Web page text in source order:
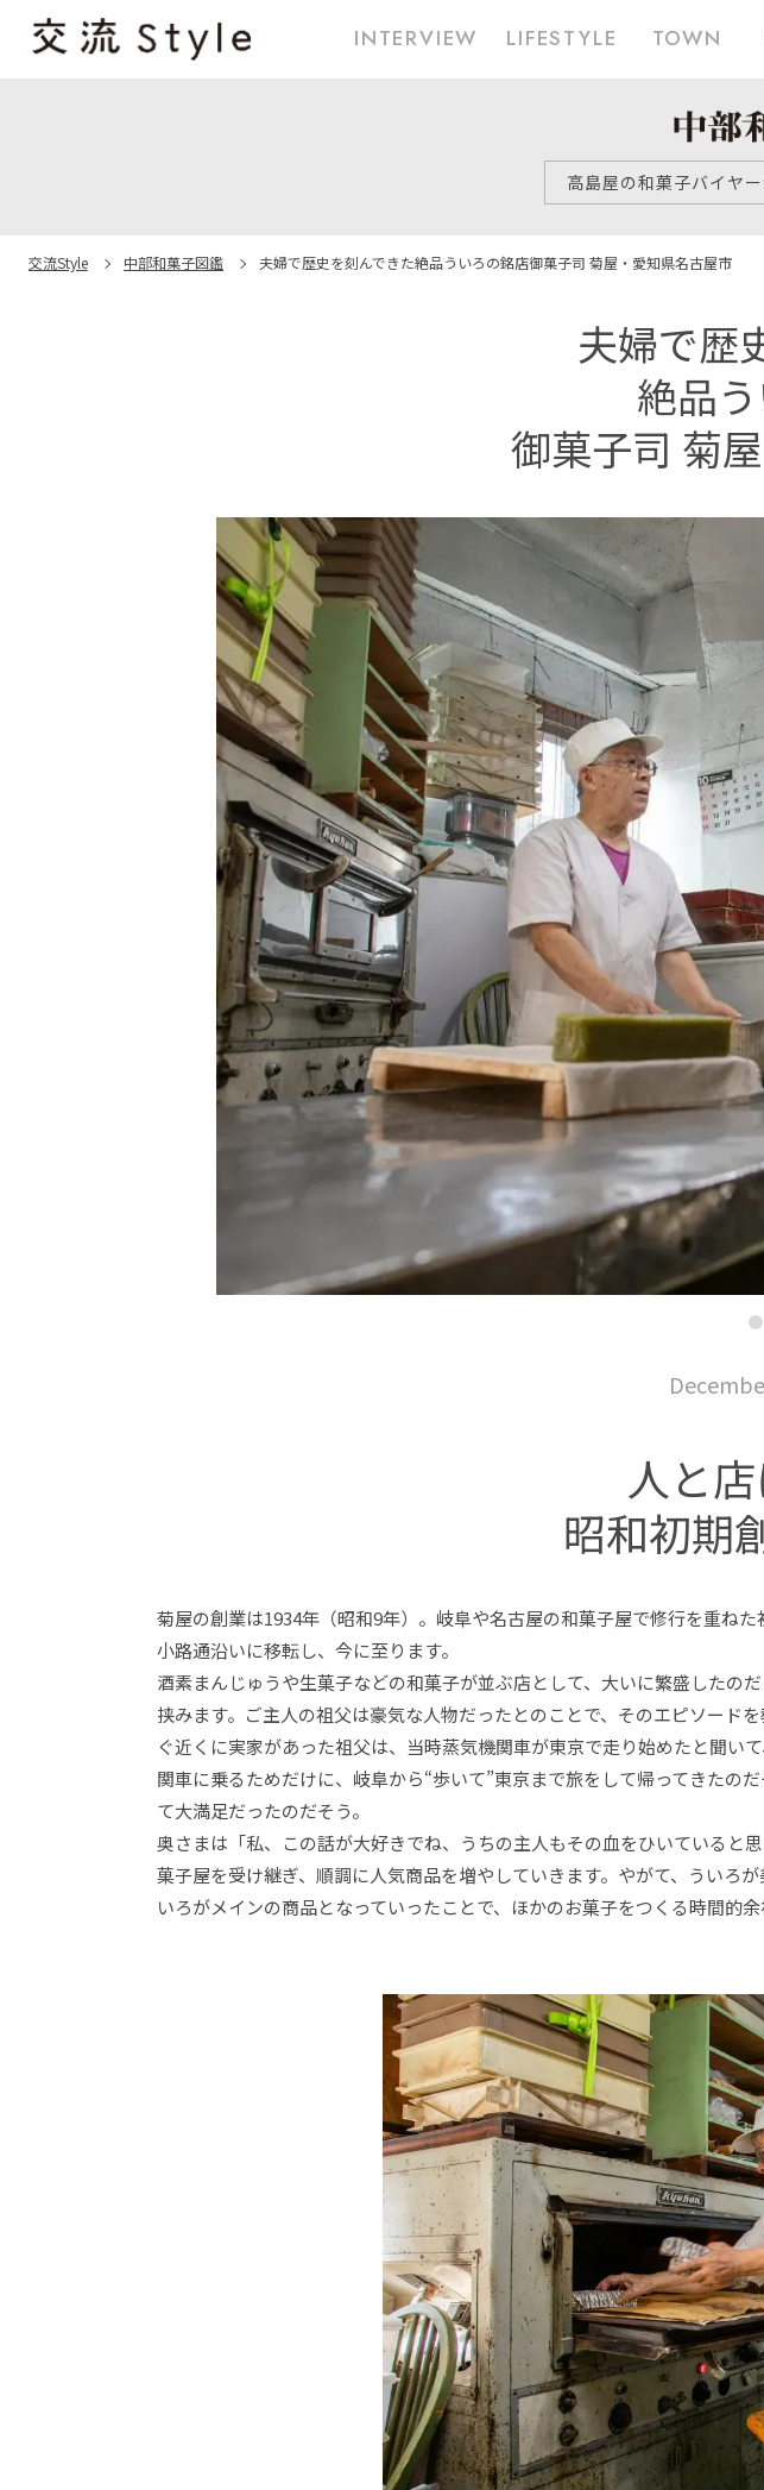
INTERVIEW LIFESTYLE TOWN
高島屋の和菓子バイヤ
交流Style 中部和菓子図鑑 夫婦で歴史を刻んできた絶品ういろの銘店御菓子司 菊屋・愛知県名古屋市
夫婦で歴
絶品
御菓子司 菊
人と
昭和初期
菊屋の創業は1934年（昭和9年）。岐阜や名古屋の和菓子屋で修行を重ね
小路通沿いに移転し、今に至ります。
酒素まんじゅうや生菓子などの和菓子が並ぶ店として、大いに繁盛したの
挟みます。ご主人の祖父は豪気な人物だったとのことで、そのエピソード
ぐ近くに実家があった祖父は、当時蒸気機関車が東京で走り始めたと聞い
関車に乗るためだけに、岐阜から“歩いて”東京まで旅をして帰ってきたの
て大満足だったのだそう。
奥さまは「私、この話が大好きでね、うちの主人もその血をひいていると
菓子屋を受け継ぎ、順調に人気商品を増やしていきます。やがて、ういろ
いろがメインの商品となっていったことで、ほかのお菓子をつくる時間的